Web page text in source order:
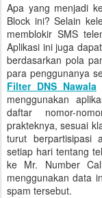
Apa yang menjadi
Block ini? Selain
memblokir SMS
Aplikasi ini juga
berdasarkan pola
para penggunanya
Filter DNS Nawala
menggunakan
daftar nomor-
prakteknya, sesuai
turut berpartisipasi
setiap hari tentang
ke Mr. Number
menggunakan data
spam tersebut.